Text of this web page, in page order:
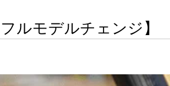
ルモデルチェンジ】